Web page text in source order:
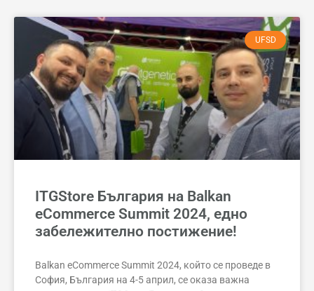
UFSD
ITGStore България на Balkan
eCommerce Summit 2024, едно
забележително постижение!
Balkan eCommerce Summit 2024, който се проведе в
София, България на 4-5 април, се оказа важна